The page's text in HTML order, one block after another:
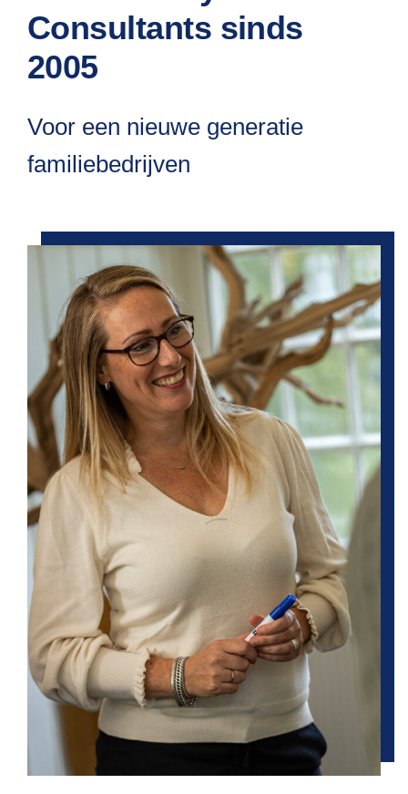
Consultants sinds
2005
Voor een nieuwe generatie
familiebedrijven